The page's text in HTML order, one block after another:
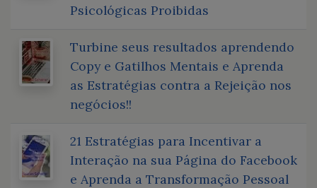
Psicológicas Proibidas
Turbine seus resultados aprendendo
Copy e Gatilhos Mentais e Aprenda
as Estratégias contra a Rejeição nos
negócios!!
21 Estratégias para Incentivar a
Interação na sua Página do Facebook
e Aprenda a Transformação Pessoal